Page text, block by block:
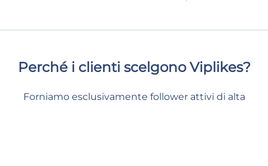
Perché i clienti scelgono Viplikes?
Forniamo esclusivamente follower attivi di alta